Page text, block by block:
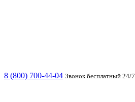
8 (800) 700-44-04 Звонок бесплатный 24/7